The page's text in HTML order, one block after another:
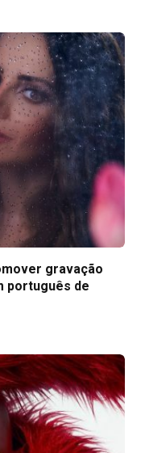
gravação
português de